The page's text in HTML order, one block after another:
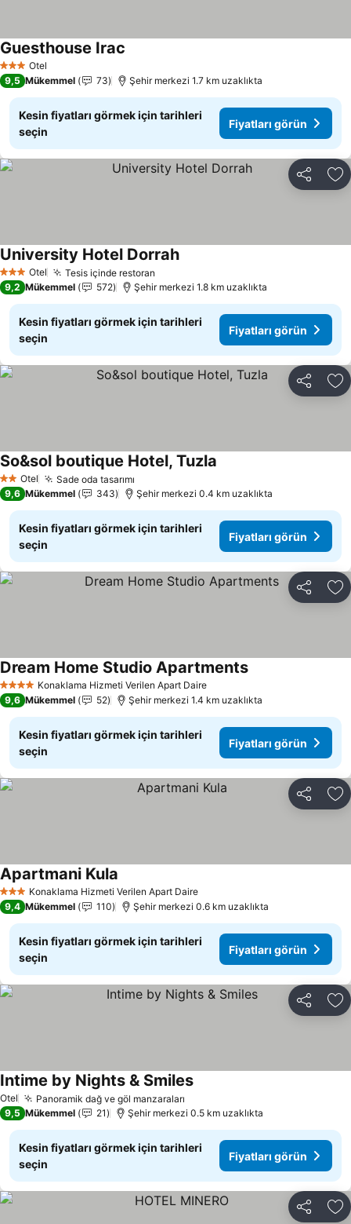
3 YıldızOtel
Guesthouse Irac
9,5 Mükemmel 73 Şehir merkezi 1.7 km uzaklıkta
Kesin fiyatları görmek için tarihleri
seçin
Fiyatları görün
Paylaş
3 YıldızOtel Tesis içinde restoran
University Hotel Dorrah
9,2 Mükemmel 572 Şehir merkezi 1.8 km uzaklıkta
Kesin fiyatları görmek için tarihleri
seçin
Fiyatları görün
Paylaş
2 Yıldız
Otel Sade oda tasarımı
So&sol boutique Hotel, Tuzla
9,6 Mükemmel 343 Şehir merkezi 0.4 km uzaklıkta
Kesin fiyatları görmek için tarihleri
seçin
Fiyatları görün
Paylaş
4 Yıldız Konaklama Hizmeti Verilen Apart Daire
Dream Home Studio Apartments
9,6 Mükemmel 52 Şehir merkezi 1.4 km uzaklıkta
Kesin fiyatları görmek için tarihleri
seçin
Fiyatları görün
Paylaş
3 YıldızKonaklama Hizmeti Verilen Apart Daire
Apartmani Kula
9,4 Mükemmel 110 Şehir merkezi 0.6 km uzaklıkta
Kesin fiyatları görmek için tarihleri
seçin
Fiyatları görün
Paylaş
Otel Panoramik dağ ve göl manzaraları
Intime by Nights & Smiles
9,5 Mükemmel 21 Şehir merkezi 0.5 km uzaklıkta
Kesin fiyatları görmek için tarihleri
seçin
Fiyatları görün
Paylaş